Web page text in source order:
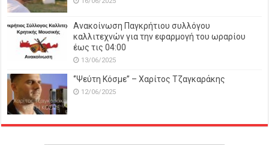
Ανακοίνωση Παγκρήτιου συλλόγου
καλλιτεχνών για την εφαρμογή του ωραρίου
έως τις 04:00
13/06/2025
‘’Ψεύτη Κόσμε’’ – Χαρίτος Τζαγκαράκης
12/06/2025